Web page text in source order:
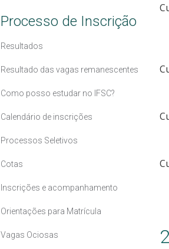
Processo de Inscrição
Resultados
Resultado das vagas remanescentes
Como posso estudar no IFSC?
Calendário de inscrições
Processos Seletivos
Cotas
Inscrições e acompanhamento
Orientações para Matrícula
Vagas Ociosas